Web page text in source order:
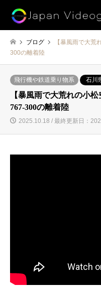
ブログ
【暴風雨で大
300の離着陸
飛行機や鉄道乗り物系 石川
【暴風雨で大荒れの小
767-300の離着陸
2025.10.18 / 最終更新日：